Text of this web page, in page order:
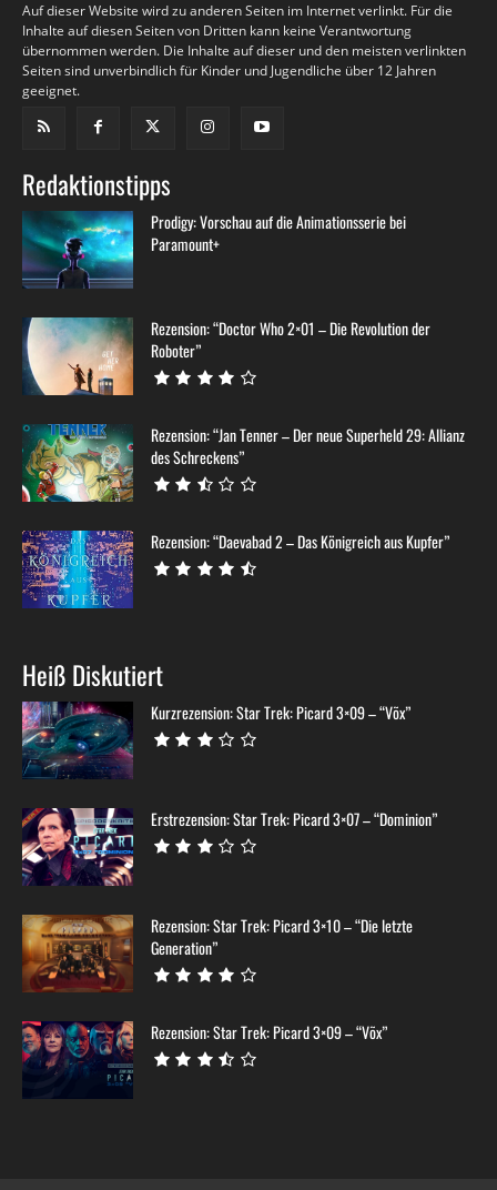
Auf dieser Website wird zu anderen Seiten im Internet verlinkt. Für die
Inhalte auf diesen Seiten von Dritten kann keine Verantwortung
übernommen werden. Die Inhalte auf dieser und den meisten verlinkten
Seiten sind unverbindlich für Kinder und Jugendliche über 12 Jahren
geeignet.
Redaktionstipps
Prodigy: Vorschau auf die Animationsserie bei
Paramount+
Rezension: “Doctor Who 2×01 – Die Revolution der
Roboter”
Rezension: “Jan Tenner – Der neue Superheld 29: Allianz
des Schreckens”
Rezension: “Daevabad 2 – Das Königreich aus Kupfer”
Heiß Diskutiert
Kurzrezension: Star Trek: Picard 3×09 – “Võx”
Erstrezension: Star Trek: Picard 3×07 – “Dominion”
Rezension: Star Trek: Picard 3×10 – “Die letzte
Generation”
Rezension: Star Trek: Picard 3×09 – “Võx”